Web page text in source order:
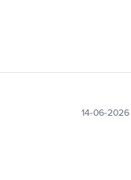
14-06-2026